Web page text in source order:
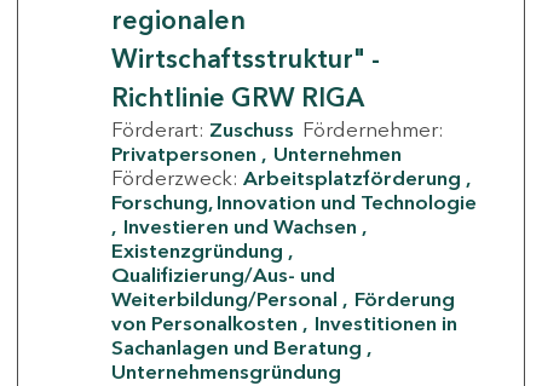
regionalen
Wirtschaftsstruktur" -
Richtlinie GRW RIGA
Förderart: Zuschuss Fördernehmer:
Privatpersonen
Unternehmen
Förderzweck: Arbeitsplatzförderung
Forschung, Innovation und Technologie
Investieren und Wachsen
Existenzgründung
Qualifizierung/Aus- und
Weiterbildung/Personal
Förderung
von Personalkosten
Investitionen in
Sachanlagen und Beratung
Unternehmensgründung